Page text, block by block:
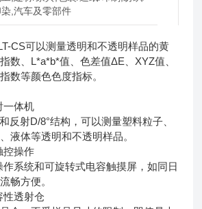
染,汽车及零部件
可以测量透明和不透明样品的黄
数、L*a*b*值、色差值ΔE、XYZ值、
数等颜色色度指标。
体机
射D/8°结构，可以测量塑料粒子、
液体等透明和不透明样品。
操作
系统和可旋转式电容触摸屏，如同日
畅方便。
透射仓